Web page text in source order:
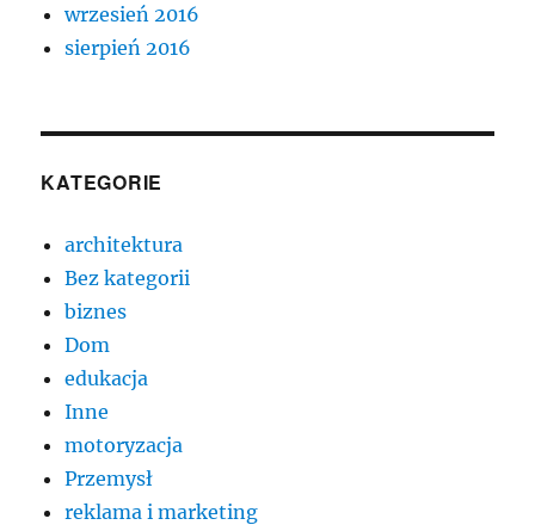
wrzesień 2016
sierpień 2016
KATEGORIE
architektura
Bez kategorii
biznes
Dom
edukacja
Inne
motoryzacja
Przemysł
reklama i marketing